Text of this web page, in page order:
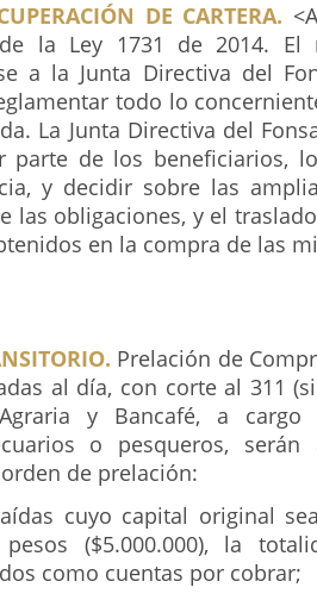
DE CARTERA.
de la Ley 1731 de 2014. El
a la Junta Directiva del
todo lo
La Junta Directiva del
de los beneficiarios,
y decidir sobre las
las obligaciones, y el
en la compra de las
Prelación de
al día, con corte al 311
y Bancafé, a cargo
o pesqueros,
de prelación:
cuyo capital original
($5.000.000), la
como cuentas por cobrar;